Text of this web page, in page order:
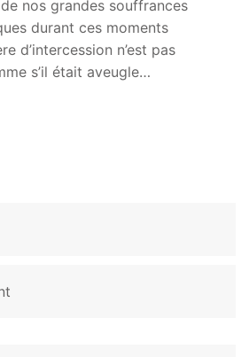
nos grandes souffrances
durant ces moments
d’intercession n’est pas
s’il était aveugle…